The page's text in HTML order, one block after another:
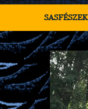
SASFÉSZEK